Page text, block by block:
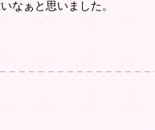
なぁと思いました。